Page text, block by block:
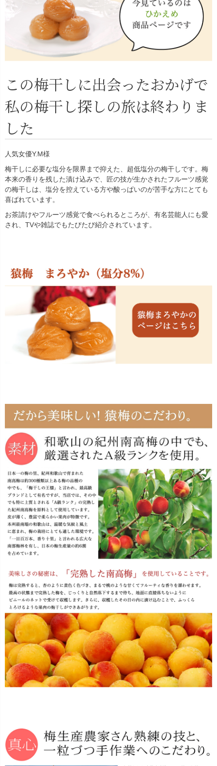
この梅干しに出会ったおかげで
私の梅干し探しの旅は終わりま
した
人気女優Y.M様
梅干しに必要な塩分を限界まで抑えた、超低塩分の梅干しです。梅
本来の香りを残した漬け込みで、匠の技が生かされたフルーツ感覚
の梅干しは、塩分を控えている方や酸っぱいのが苦手な方にとても
喜ばれています。
お茶請けやフルーツ感覚で食べられるところが、有名芸能人にも愛
され、TVや雑誌でもたびたび紹介されています。